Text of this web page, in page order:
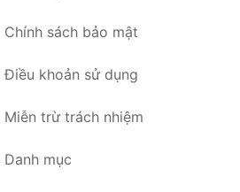
Chính sách bảo mật
Điều khoản sử dụng
Miễn trừ trách nhiệm
Danh mục